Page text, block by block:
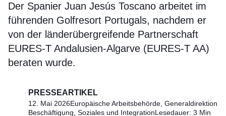
Der Spanier Juan Jesús Toscano arbeitet im
führenden Golfresort Portugals, nachdem er
von der länderübergreifende Partnerschaft
EURES-T Andalusien-Algarve (EURES-T AA)
beraten wurde.
PRESSEARTIKEL
12. Mai 2026Europäische Arbeitsbehörde, Generaldirektion
Beschäftigung, Soziales und IntegrationLesedauer: 3 Min